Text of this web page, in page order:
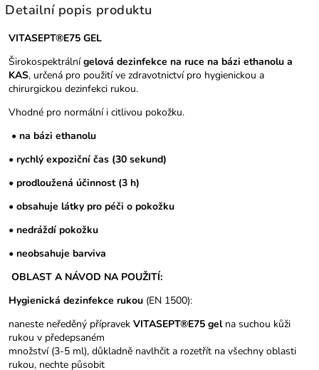
Detailní popis produktu
VITASEPT®E75 GEL
Širokospektrálnígelová dezinfekce na ruce na bázi ethanolu a
KAS, určená pro použití ve zdravotnictví pro hygienickou a
chirurgickou dezinfekci rukou.
Vhodné pro normální i citlivou pokožku.
• na bázi ethanolu
• rychlý expoziční čas (30 sekund)
• prodloužená účinnost (3 h)
• obsahuje látky pro péči o pokožku
• nedráždí pokožku
• neobsahuje barviva
OBLAST A NÁVOD NA POUŽITÍ:
Hygienická dezinfekce rukou (EN 1500):
naneste neředěný přípravek VITASEPT®E75 gelna suchou kůži
rukou v předepsaném
množství (3-5 ml), důkladně navlhčit a rozetřít na všechny oblasti
rukou, nechte působit